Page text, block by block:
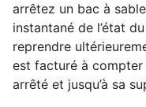
arrêtez un bac à
instantané de l’état
reprendre
est facturé à
arrêté et jusqu’à sa